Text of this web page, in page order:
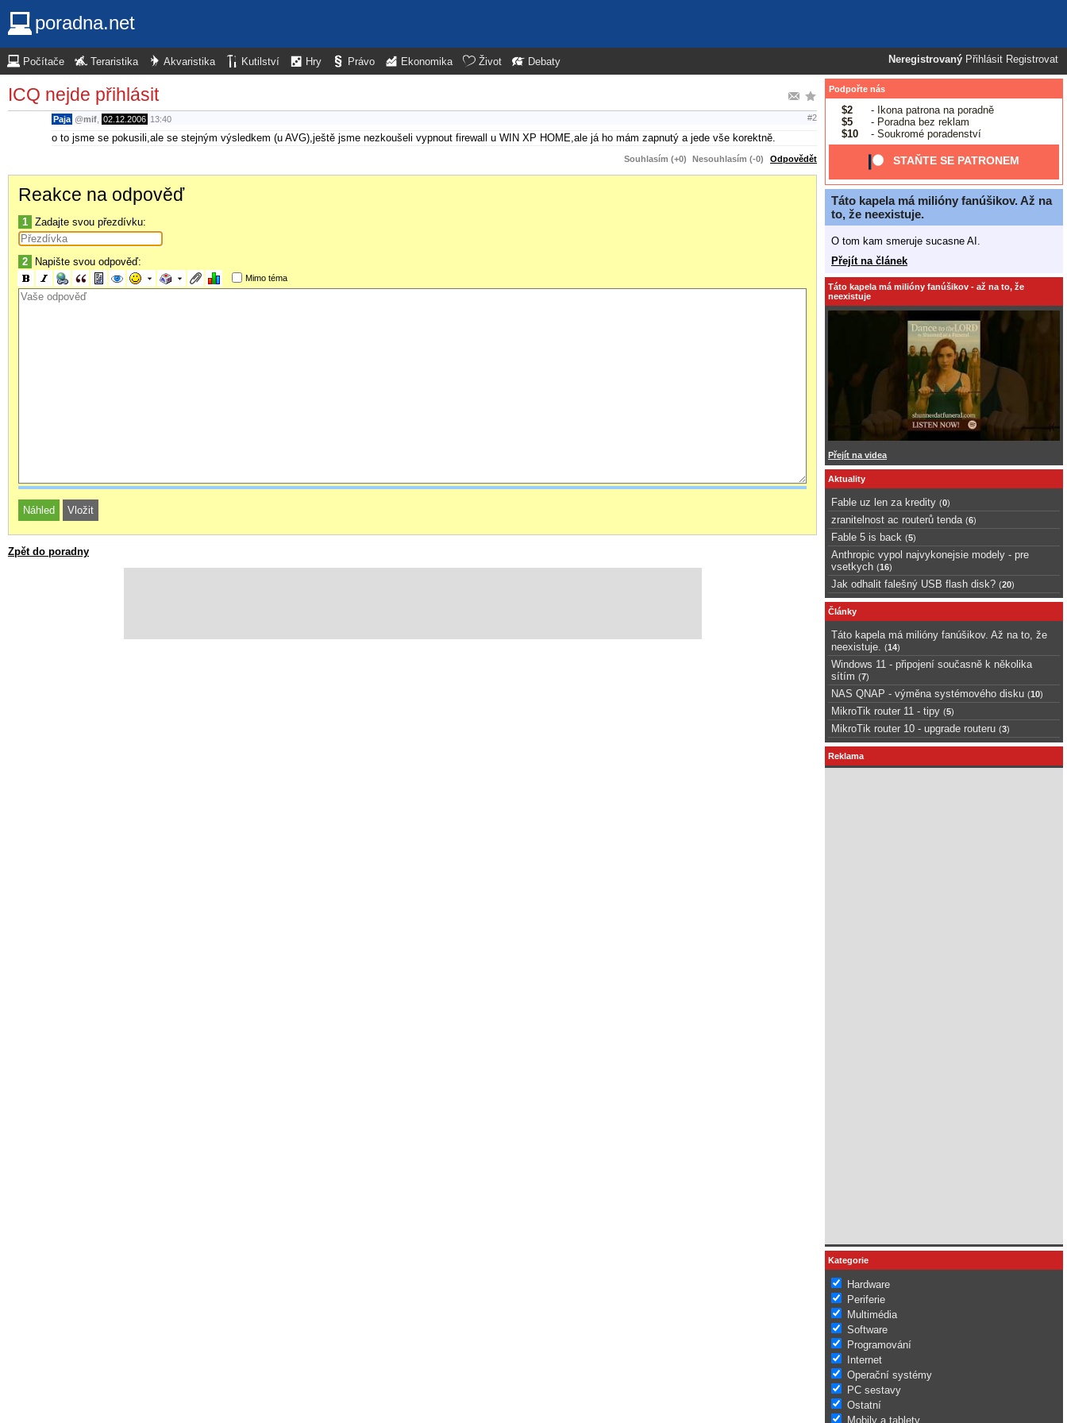
poradna.net
Neregistrovaný Přihlásit Registrovat
Počítače Teraristika Akvaristika Kutilství Hry Právo Ekonomika Život Debaty
ICQ nejde přihlásit
Paja @mif 02.12.2006 13:40 #2
o to jsme se pokusili,ale se stejným výsledkem (u AVG),ještě jsme nezkoušeli vypnout firewall u WIN XP HOME,ale já ho mám zapnutý a jede vše korektně.
Souhlasím (+0) Nesouhlasím (-0) Odpovědět
Reakce na odpověď
1 Zadajte svou přezdívku:
2 Napište svou odpověď:
Mimo téma
Zpět do poradny
Podpořte nás
$2
- Ikona patrona na poradně
$5
- Poradna bez reklam
$10
- Soukromé poradenství
STAŇTE SE PATRONEM
Táto kapela má milióny fanúšikov. Až na
to, že neexistuje.
O tom kam smeruje sucasne AI.
Přejít na článek
Táto kapela má milióny fanúšikov - až na to, že
neexistuje
Přejít na videa
Aktuality
Fable uz len za kredity (0)
zranitelnost ac routerů tenda (6)
Fable 5 is back (5)
Anthropic vypol najvykonejsie modely - pre
vsetkych (16)
Jak odhalit falešný USB flash disk? (20)
Články
Táto kapela má milióny fanúšikov. Až na to, že
neexistuje.
(14)
Windows 11 - připojení současně k několika
sítím (7)
NAS QNAP - výměna systémového disku (10)
MikroTik router 11 - tipy (5)
MikroTik router 10 - upgrade routeru (3)
Reklama
Kategorie
Hardware
Periferie
Multimédia
Software
Programování
Internet
Operační systémy
PC sestavy
Ostatní
Mobily a tablety